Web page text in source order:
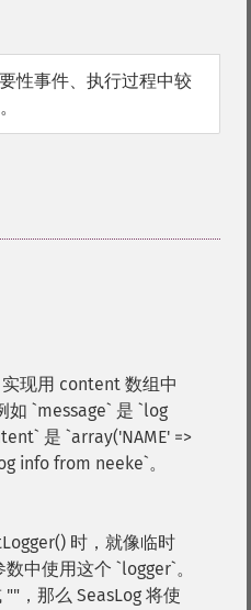
性事件、执行过程中较
现用 content 数组中
如 `message` 是 `log
是 `array('NAME' =>
info from neeke`。
时，就像临时
中使用这个 `logger`。
，那么 SeasLog 将使